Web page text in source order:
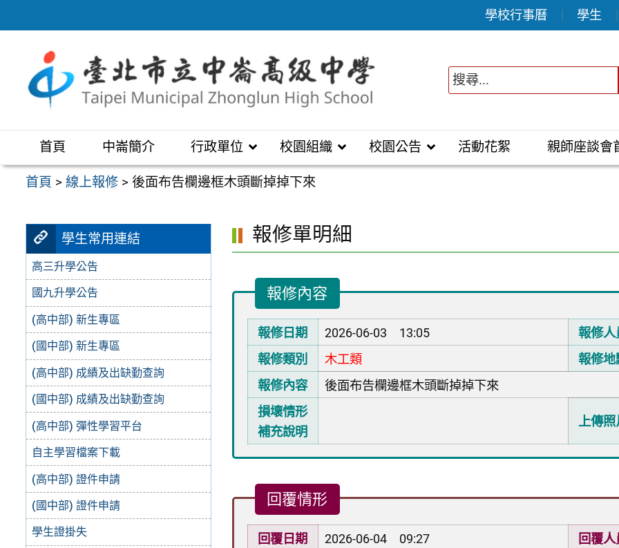
至
區
學校行事曆 學生
首頁 中崙簡介 行政單位 校園組織 校園公告 活動花絮 親師座談會
首頁 >線上報修 >後面布告欄邊框木頭斷掉掉下來
學生常用連結
高三升學公告
國九升學公告
(高中部) 新生專區
(國中部) 新生專區
(高中部) 成績及出缺勤查詢
(國中部) 成績及出缺勤查詢
(高中部) 彈性學習平台
自主學習檔案下載
(高中部) 證件申請
(國中部) 證件申請
學生證掛失
報修單明細
報修內容
報修日期 2026-06-03 13:05
報修人
報修類別
木工類
報修地
報修內容
後面布告欄邊框木頭斷掉掉下來
損壞情形
補充說明
上傳照
回覆情形
回覆日期 2026-06-04 09:27
回覆人